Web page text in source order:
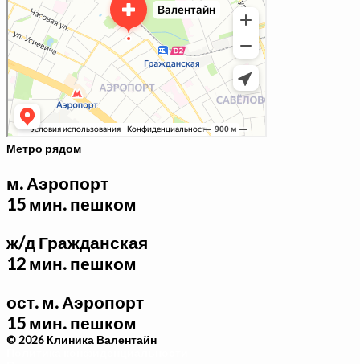
Метро рядом
м. Аэропорт
15 мин. пешком
ж/д Гражданская
12 мин. пешком
ост. м. Аэропорт
15 мин. пешком
© 2026 Клиника Валентайн